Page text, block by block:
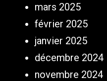
mars 2025
février 2025
janvier 2025
décembre 2024
novembre 2024